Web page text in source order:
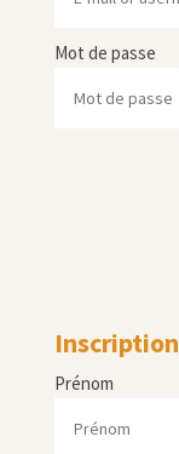
Mot de passe
Inscription
Prénom